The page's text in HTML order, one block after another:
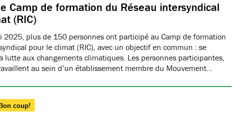
Camp de formation du Réseau intersyndical
(RIC)
2025, plus de 150 personnes ont participé au Camp de formation
pour le climat (RIC), avec un objectif en commun : se
lutte aux changements climatiques. Les personnes participantes,
au sein d’un établissement membre du Mouvement…
coup!